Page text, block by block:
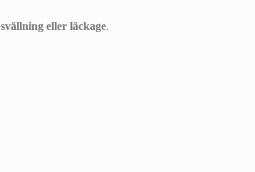
svällning eller läckage.